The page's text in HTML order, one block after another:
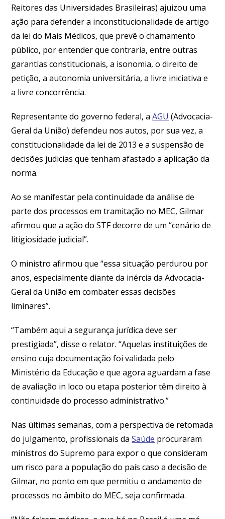
Reitores das Universidades Brasileiras) ajuizou uma
ação para defender a inconstitucionalidade de artigo
da lei do Mais Médicos, que prevê o chamamento
público, por entender que contraria, entre outras
garantias constitucionais, a isonomia, o direito de
petição, a autonomia universitária, a livre iniciativa e
a livre concorrência.
Representante do governo federal, aAGU (Advocacia-
Geral da União) defendeu nos autos, por sua vez, a
constitucionalidade da lei de 2013 e a suspensão de
decisões judicias que tenham afastado a aplicação da
norma.
Ao se manifestar pela continuidade da análise de
parte dos processos em tramitação no MEC, Gilmar
afirmou que a ação do STF decorre de um “cenário de
litigiosidade judicial”.
O ministro afirmou que “essa situação perdurou por
anos, especialmente diante da inércia da Advocacia-
Geral da União em combater essas decisões
liminares”.
“Também aqui a segurança jurídica deve ser
prestigiada”, disse o relator. “Aquelas instituições de
ensino cuja documentação foi validada pelo
Ministério da Educação e que agora aguardam a fase
de avaliação in loco ou etapa posterior têm direito à
continuidade do processo administrativo.”
Nas últimas semanas, com a perspectiva de retomada
do julgamento, profissionais daSaúde procuraram
ministros do Supremo para expor o que consideram
um risco para a população do país caso a decisão de
Gilmar, no ponto em que permitiu o andamento de
processos no âmbito do MEC, seja confirmada.